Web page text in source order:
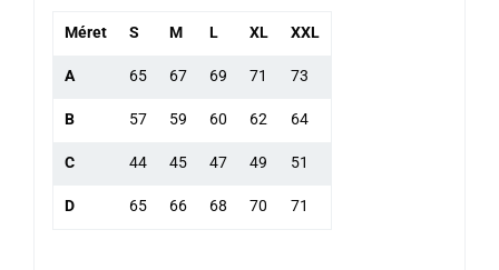
Méret S M L XL XXL
A 65 67 69 71 73
B 57 59 60 62 64
C 44 45 47 49 51
D 65 66 68 70 71